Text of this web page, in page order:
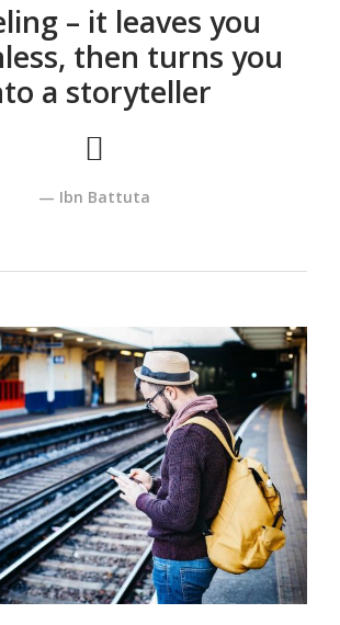
– it leaves you
then turns you
a storyteller
Ibn Battuta